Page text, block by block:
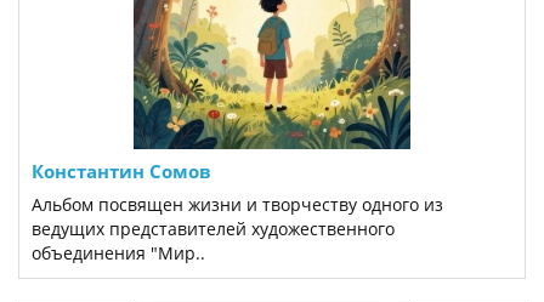
Константин Сомов
Альбом посвящен жизни и творчеству одного из
ведущих представителей художественного
объединения "Мир..